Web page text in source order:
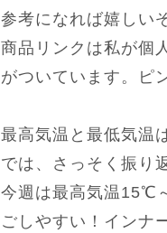
参考になれば嬉しい
商品リンクは私が個
がついています。ピ
最高気温と最低気温
では、さっそく振り
今週は最高気温15℃
ごしやすい！インナ